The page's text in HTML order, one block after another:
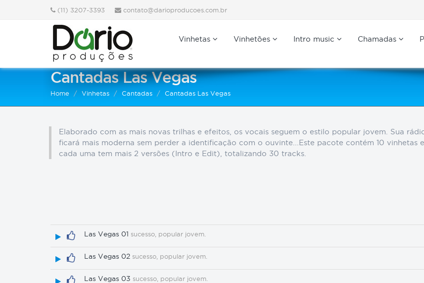
(11) 3207-3393 contato@darioproducoes.com.br
Vinhetas Vinhetões Intro music Chamadas
Cantadas Las Vegas
Home Vinhetas Cantadas Cantadas Las Vegas
Elaborado com as mais novas trilhas e efeitos, os vocais seguem o estilo popular jovem. Sua
ficará mais moderna sem perder a identificação com o ouvinte...Este pacote contém 10 vinhetas e
cada uma tem mais 2 versões (Intro e Edit), totalizando 30 tracks.
Las Vegas 01 sucesso, popular jovem.
Las Vegas 02 sucesso, popular jovem.
Las Vegas 03 sucesso, popular jovem.